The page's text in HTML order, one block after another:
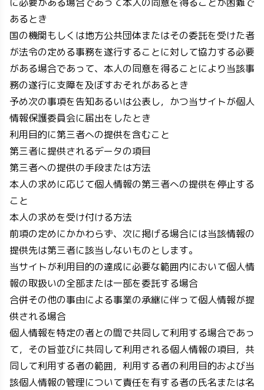
あるとき
国の機関もしくは地方公共団体またはその委託を受けた者
が法令の定める事務を遂行することに対して協力する必要
がある場合であって、本人の同意を得ることにより当該事
務の遂行に支障を及ぼすおそれがあるとき
予め次の事項を告知あるいは公表し，かつ当サイトが個人
情報保護委員会に届出をしたとき
利用目的に第三者への提供を含むこと
第三者に提供されるデータの項目
第三者への提供の手段または方法
本人の求めに応じて個人情報の第三者への提供を停止する
こと
本人の求めを受け付ける方法
前項の定めにかかわらず、次に掲げる場合には当該情報の
提供先は第三者に該当しないものとします。
当サイトが利用目的の達成に必要な範囲内において個人情
報の取扱いの全部または一部を委託する場合
合併その他の事由による事業の承継に伴って個人情報が提
供される場合
個人情報を特定の者との間で共同して利用する場合であっ
て，その旨並びに共同して利用される個人情報の項目，共
同して利用する者の範囲，利用する者の利用目的および当
該個人情報の管理について責任を有する者の氏名または名